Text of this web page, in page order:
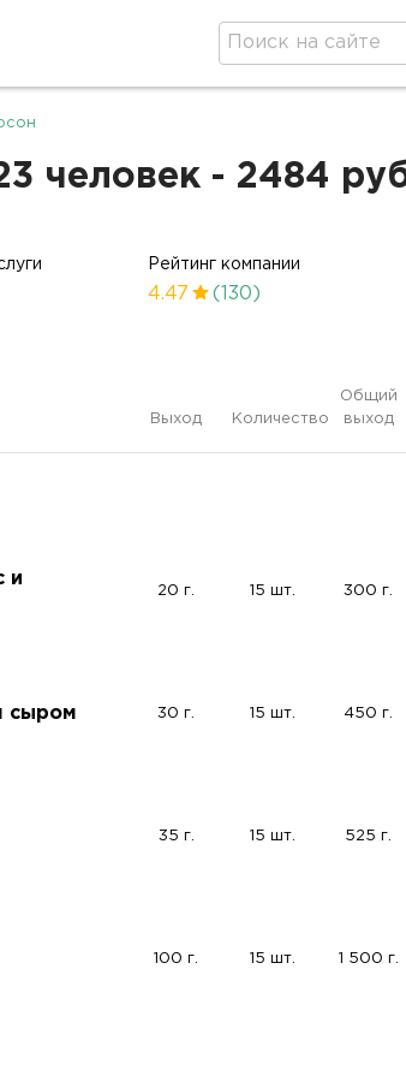
человек - 2484
Рейтинг компании
4.47 (130)
Выход Количество
Общий
выход
и
20 г. 15 шт. 300 г.
сыром 30 г. 15 шт. 450 г.
35 г. 15 шт. 525 г.
100 г. 15 шт. 1 500 г.